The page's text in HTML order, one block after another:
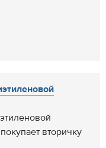
вторичку